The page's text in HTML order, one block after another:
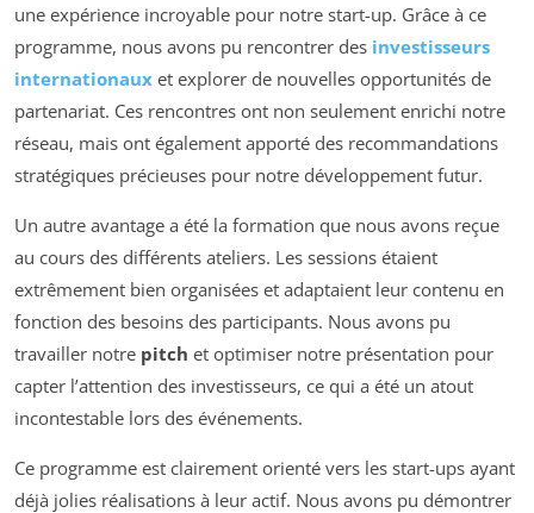
une expérience incroyable pour notre start-up. Grâce à ce
programme, nous avons pu rencontrer des investisseurs
internationaux et explorer de nouvelles opportunités de
partenariat. Ces rencontres ont non seulement enrichi notre
réseau, mais ont également apporté des recommandations
stratégiques précieuses pour notre développement futur.
Un autre avantage a été la formation que nous avons reçue
au cours des différents ateliers. Les sessions étaient
extrêmement bien organisées et adaptaient leur contenu en
fonction des besoins des participants. Nous avons pu
travailler notre pitch et optimiser notre présentation pour
capter l’attention des investisseurs, ce qui a été un atout
incontestable lors des événements.
Ce programme est clairement orienté vers les start-ups ayant
déjà jolies réalisations à leur actif. Nous avons pu démontrer